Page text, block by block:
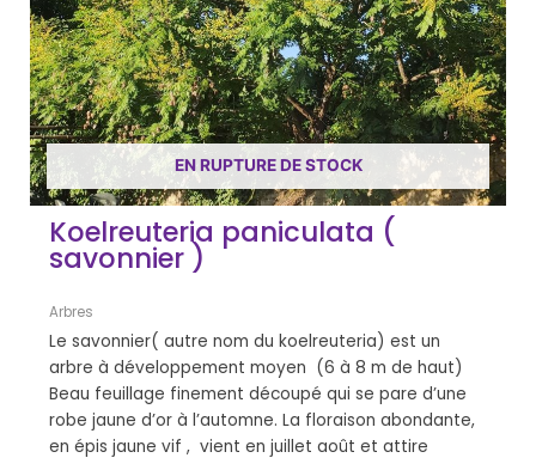
EN RUPTURE DE STOCK
Koelreuteria paniculata (
savonnier )
Arbres
Le savonnier( autre nom du koelreuteria) est un
arbre à développement moyen (6 à 8 m de haut)
Beau feuillage finement découpé qui se pare d’une
robe jaune d’or à l’automne. La floraison abondante,
en épis jaune vif , vient en juillet août et attire